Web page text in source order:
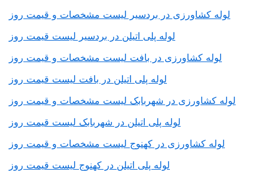
لوله کشاورزی در بردسیر لیست مشخصات و قیمت روز
لوله پلی اتیلن در بردسیر لیست قیمت روز
لوله کشاورزی در بافت لیست مشخصات و قیمت روز
لوله پلی اتیلن در بافت لیست قیمت روز
لوله کشاورزی در شهربابک لیست مشخصات و قیمت روز
لوله پلی اتیلن در شهربابک لیست قیمت روز
لوله کشاورزی در کهنوج لیست مشخصات و قیمت روز
لوله پلی اتیلن در کهنوج لیست قیمت روز